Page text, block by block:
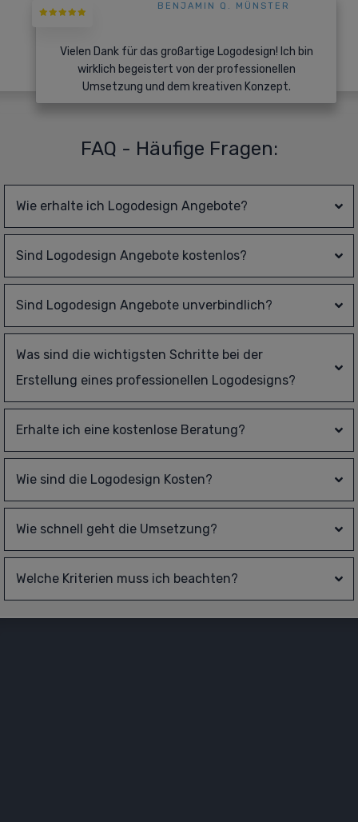
BENJAMIN Q. MÜNSTER
Vielen Dank für das großartige Logodesign! Ich bin
wirklich begeistert von der professionellen
Umsetzung und dem kreativen Konzept.
FAQ - Häufige Fragen:
Wie erhalte ich Logodesign Angebote?
Sind Logodesign Angebote kostenlos?
Sind Logodesign Angebote unverbindlich?
Was sind die wichtigsten Schritte bei der
Erstellung eines professionellen Logodesigns?
Erhalte ich eine kostenlose Beratung?
Wie sind die Logodesign Kosten?
Wie schnell geht die Umsetzung?
Welche Kriterien muss ich beachten?